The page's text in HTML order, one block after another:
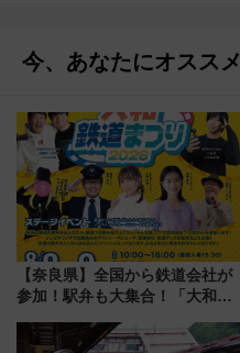
今、あなたにオススメ
【奈良県】全国から鉄道会社が
参加！駅弁も大集合！「大和鉄